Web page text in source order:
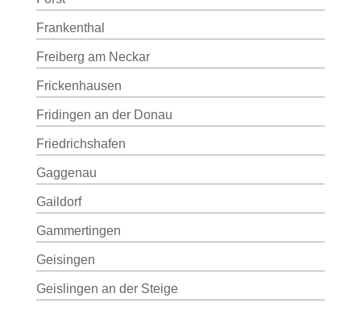
Frankenthal
Freiberg am Neckar
Frickenhausen
Fridingen an der Donau
Friedrichshafen
Gaggenau
Gaildorf
Gammertingen
Geisingen
Geislingen an der Steige